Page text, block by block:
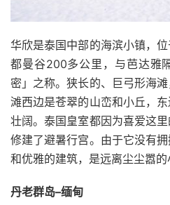
华欣是泰国中部的海滨小镇，
都曼谷200多公里，与芭达雅
密」之称。狭长的、巨弓形海
滩西边是苍翠的山峦和小丘，
壮阔。泰国皇室都因为喜爱这
修建了避暑行宫。由于它没有
和优雅的建筑，是远离尘尘嚣的
丹老群岛–缅甸